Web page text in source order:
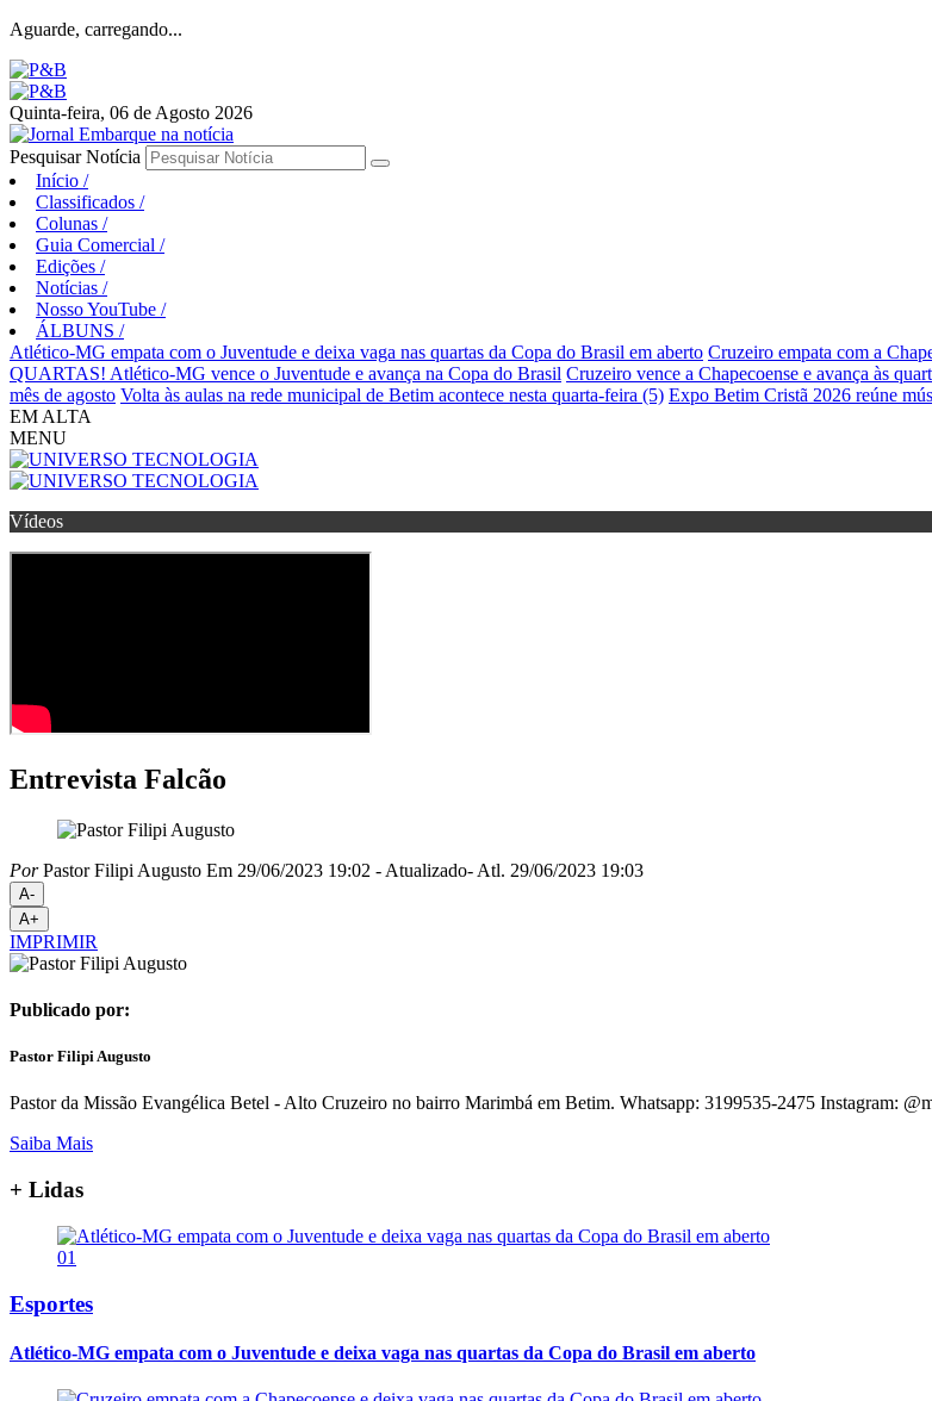
Aguarde, carregando...
Quinta-feira, 06 de Agosto 2026
Pesquisar Notícia
Início /
Classificados /
Colunas /
Guia Comercial /
Edições /
Notícias /
Nosso YouTube /
ÁLBUNS /
Atlético-MG empata com o Juventude e deixa vaga nas quartas da Copa do Brasil em aberto Cruzeiro empata com a
QUARTAS! Atlético-MG vence o Juventude e avança na Copa do Brasil Cruzeiro vence a Chapecoense e avança às
mês de agosto Volta às aulas na rede municipal de Betim acontece nesta quarta-feira (5) Expo Betim Cristã 2026 reúne
EM ALTA
MENU
Vídeos
Entrevista Falcão
PorPastor Filipi Augusto Em 29/06/2023 19:02 - Atualizado- Atl. 29/06/2023 19:03
A-
A+
IMPRIMIR
Publicado por:
Pastor Filipi Augusto
Pastor da Missão Evangélica Betel - Alto Cruzeiro no bairro Marimbá em Betim. Whatsapp: 3199535-2475 Instagram:
Saiba Mais
+ Lidas
01
Esportes
Atlético-MG empata com o Juventude e deixa vaga nas quartas da Copa do Brasil em aberto